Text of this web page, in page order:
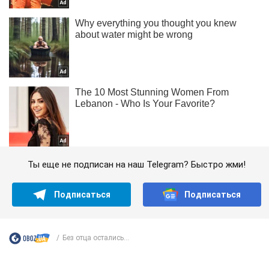
Ты еще не подписан на наш Telegram? Быстро жми!
Подписаться Подписаться
Без отца остались...